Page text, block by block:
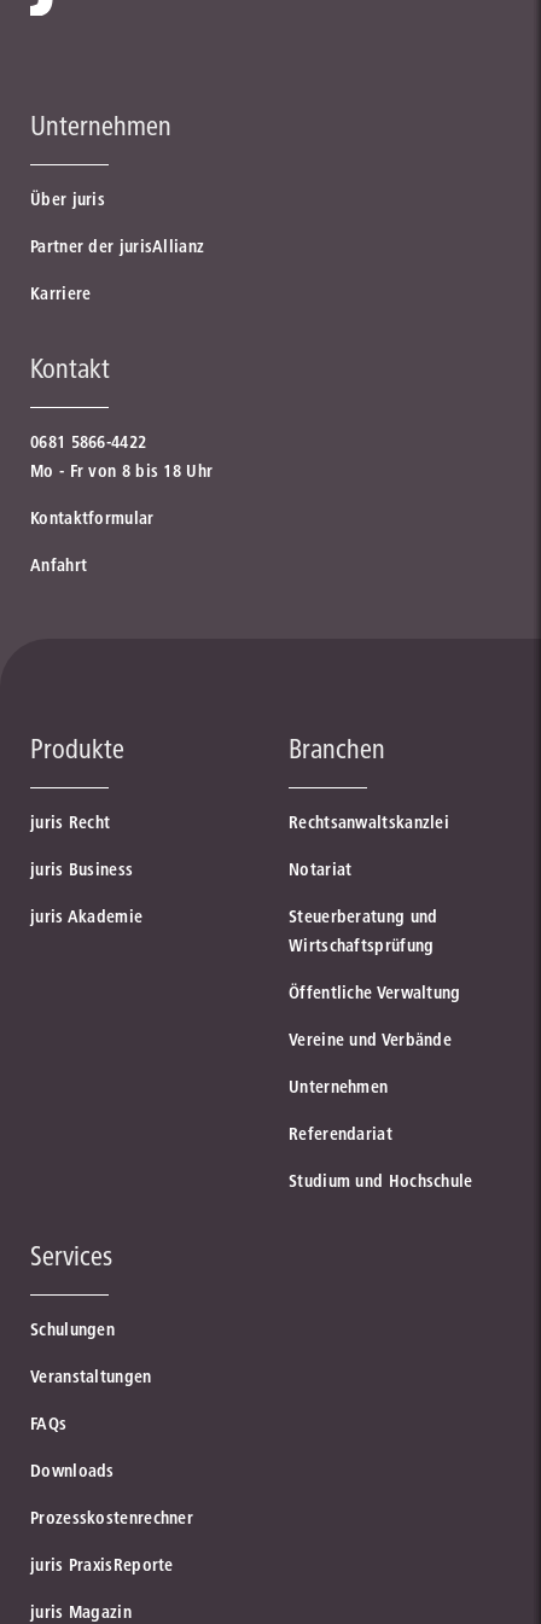
Unternehmen
Über juris
Partner der jurisAllianz
Karriere
Kontakt
0681 5866-4422
Mo - Fr von 8 bis 18 Uhr
Kontaktformular
Anfahrt
Produkte
juris Recht
juris Business
juris Akademie
Branchen
Rechtsanwaltskanzlei
Notariat
Steuerberatung und
Wirtschaftsprüfung
Öffentliche Verwaltung
Vereine und Verbände
Unternehmen
Referendariat
Studium und Hochschule
Services
Schulungen
Veranstaltungen
FAQs
Downloads
Prozesskostenrechner
juris PraxisReporte
juris Magazin